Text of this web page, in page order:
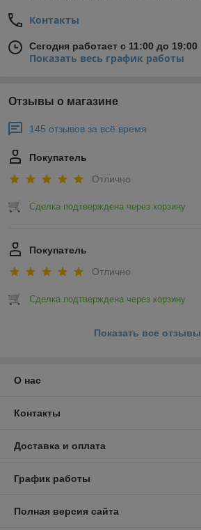
Контакты
Сегодня работает с 11:00 до 19:00
Показать весь график работы
Отзывы о магазине
145 отзывов за всё время
Покупатель
Отлично
Сделка подтверждена через корзину
Покупатель
Отлично
Сделка подтверждена через корзину
Показать все отзывы
О нас
Контакты
Доставка и оплата
График работы
Полная версия сайта